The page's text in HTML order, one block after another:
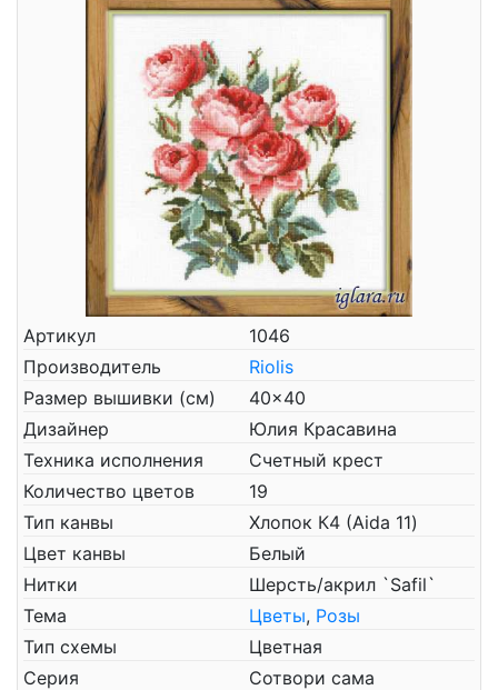
Артикул
1046
Производитель
Riolis
Размер вышивки (см)
40x40
Дизайнер
Юлия Красавина
Техника исполнения
Счетный крест
Количество цветов
19
Тип канвы
Хлопок К4 (Aida 11)
Цвет канвы
Белый
Нитки
Шерсть/акрил `Safil`
Тема
Цветы, Розы
Тип схемы
Цветная
Серия
Сотвори сама